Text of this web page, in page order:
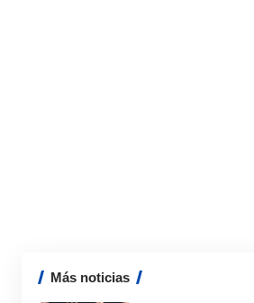
Más noticias